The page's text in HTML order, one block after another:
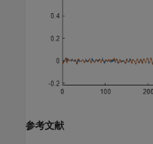
参考文献